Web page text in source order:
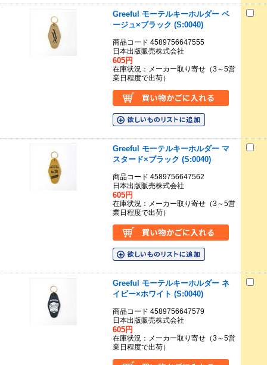
Greeful モーテルキーホルダー ベ
ージュ×ブラック (S:0040)
商品コード 4589756647555
日本出版販売株式会社
605円
在庫状況：メーカー取り寄せ（3～5営
業日程度で出荷）
Greeful モーテルキーホルダー マ
スタード×ブラック (S:0040)
商品コード 4589756647562
日本出版販売株式会社
605円
在庫状況：メーカー取り寄せ（3～5営
業日程度で出荷）
Greeful モーテルキーホルダー ネ
イビー×ホワイト (S:0040)
商品コード 4589756647579
日本出版販売株式会社
605円
在庫状況：メーカー取り寄せ（3～5営
業日程度で出荷）